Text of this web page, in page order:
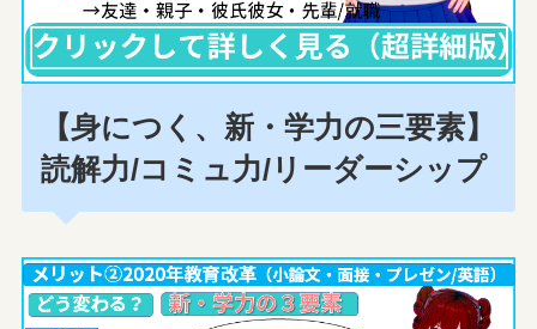
【身につく、新・学力の三要素】
読解力/コミュ力/リーダーシップ